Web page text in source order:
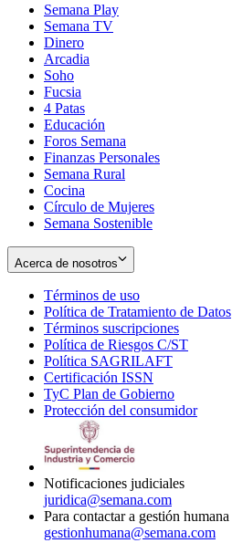
Semana Play
Semana TV
Dinero
Arcadia
Soho
in
new
window
Fucsia
in
new
window
4 Patas
Educación
Foros Semana
Finanzas Personales
Semana Rural
Cocina
Círculo de Mujeres
Semana Sostenible
Acerca de nosotros
Términos de uso
in
new
window
Política de Tratamiento de Datos
Términos suscripciones
in
Política de Riesgos C/ST
Política SAGRILAFT
new
window
Certificación ISSN
in
new
TyC Plan de Gobierno
in
Protección del consumidorOpens
Notificaciones judiciales
juridica@semana.com
Para contactar a gestión humana
gestionhumana@semana.com